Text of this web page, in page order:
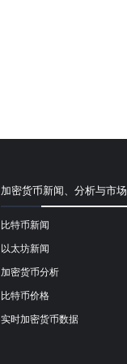
加密货币新闻、分析与市场
比特币新闻
以太坊新闻
加密货币分析
比特币价格
实时加密货币数据